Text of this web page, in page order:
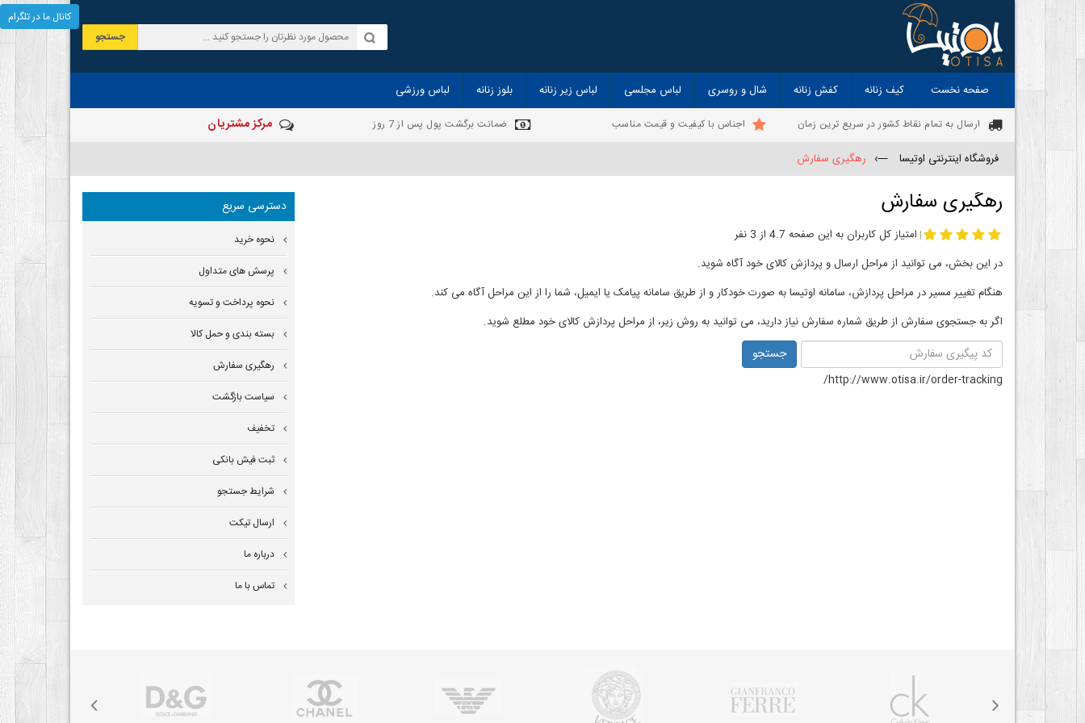
جستجو
صفحه نخست کیف زنانه کفش زنانه شال و روسری لباس مجلسی لباس زیر زنانه بلوز زنانه لباس ورزشی
ارسال به تمام نقاط کشور در سریع ترین زمان اجناس با کیفیت و قیمت مناسب ضمانت برگشت پول پس از 7 روز مرکز مشتریان
فروشگاه اینترنتی اوتیسا —› رهگیری سفارش
رهگیری سفارش
| امتیاز کل کاربران به این صفحه 4.7 از 3 نفر
در این بخش، می توانید از مراحل ارسال و پردازش کالای خود آگاه شوید.
هنگام تغییر مسیر در مراحل پردازش، سامانه اوتیسا به صورت خودکار و از طریق سامانه پیامک یا ایمیل، شما را از این مراحل آگاه می کند.
اگر به جستجوی سفارش از طریق شماره سفارش نیاز دارید، می توانید به روش زیر، از مراحل پردازش کالای خود مطلع شوید.
جستجو
http://www.otisa.ir/order-tracking/
دسترسی سریع
نحوه خرید
پرسش های متداول
نحوه پرداخت و تسویه
بسته بندی و حمل کالا
رهگیری سفارش
سیاست بازگشت
تخفیف
ثبت فیش بانکی
شرایط جستجو
ارسال تیکت
درباره ما
تماس با ما
کانال ما در تلگرام